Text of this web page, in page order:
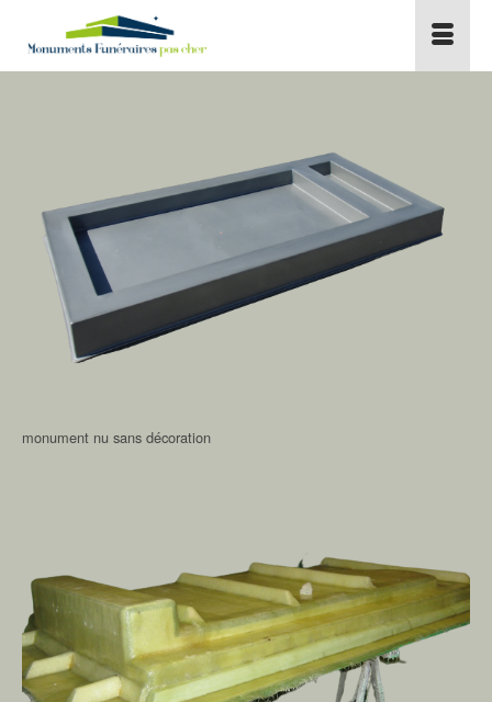
monument nu sans décoration